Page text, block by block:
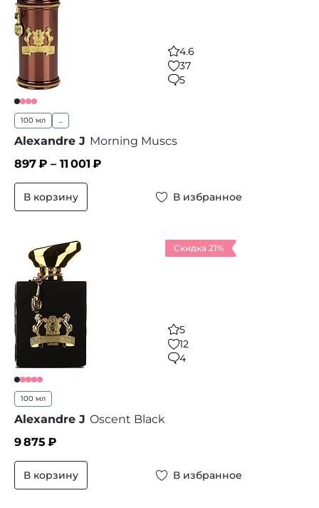
4.6
37
5
100 мл ...
Alexandre J Morning Muscs
897₽ – 11 001 ₽
В корзину В избранное
Скидка 21%
5
12
4
100 мл
Alexandre J Oscent Black
9 875 ₽
В корзину В избранное